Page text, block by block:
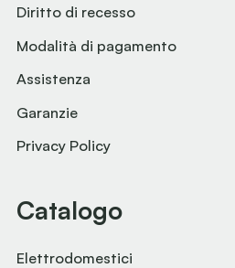
Diritto di recesso
Modalità di pagamento
Assistenza
Garanzie
Privacy Policy
Catalogo
Elettrodomestici